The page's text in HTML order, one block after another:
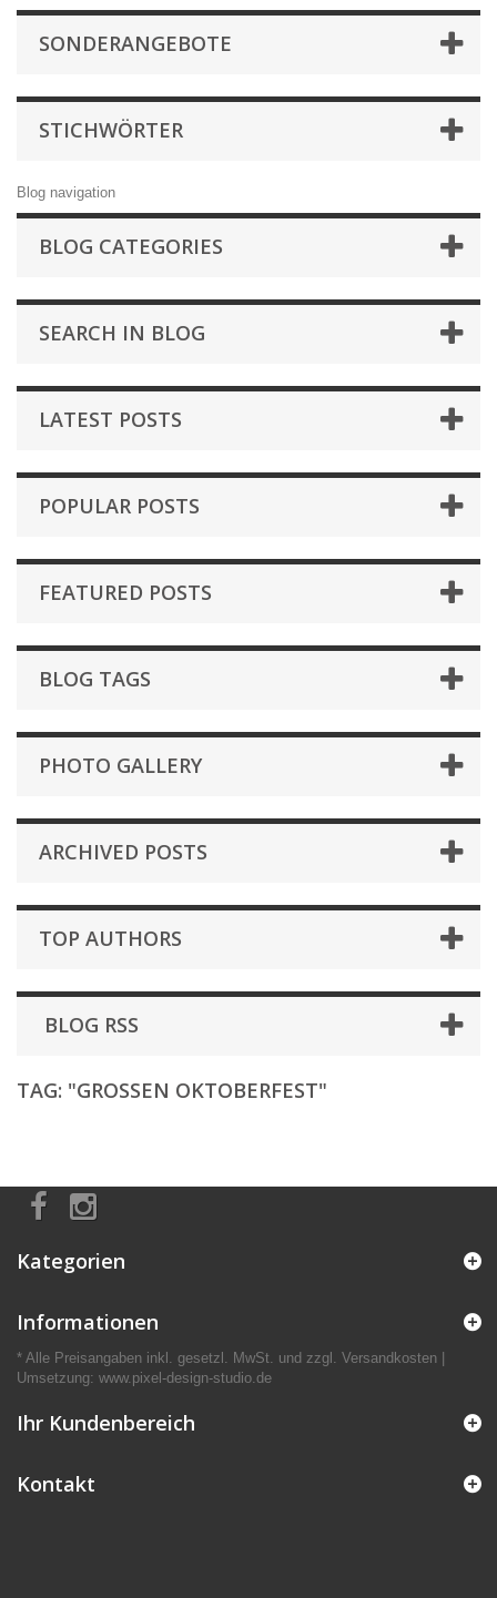
SONDERANGEBOTE
STICHWÖRTER
Blog navigation
BLOG CATEGORIES
SEARCH IN BLOG
LATEST POSTS
POPULAR POSTS
FEATURED POSTS
BLOG TAGS
PHOTO GALLERY
ARCHIVED POSTS
TOP AUTHORS
BLOG RSS
TAG: "GROSSEN OKTOBERFEST"
Kategorien
Informationen
* Alle Preisangaben inkl. gesetzl. MwSt. und zzgl. Versandkosten |
Umsetzung: www.pixel-design-studio.de
Ihr Kundenbereich
Kontakt